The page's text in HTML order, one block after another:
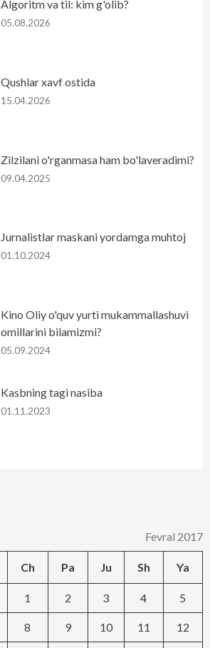
Algoritm va til: kim g'olib?
05.08.2026
Qushlar xavf ostida
15.04.2026
Zilzilani o'rganmasa ham bo'laveradimi?
09.04.2025
Jurnalistlar maskani yordamga muhtoj
01.10.2024
Kino Oliy o'quv yurti mukammallashuvi
omillarini bilamizmi?
05.09.2024
Kasbning tagi nasiba
01.11.2023
Fevral 2017
Ch Pa Ju Sh Ya
1 2 3 4 5
8 9 10 11 12